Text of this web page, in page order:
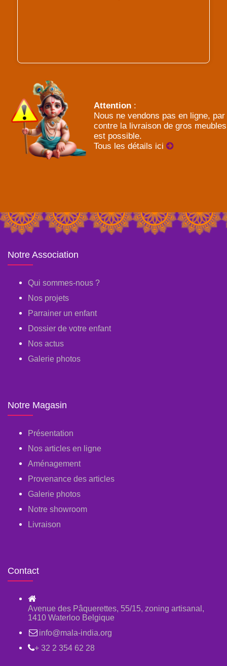
Attention :
Nous ne vendons pas en ligne, par
contre la livraison de gros meubles
est possible.
Tous les détails ici
Notre Association
Qui sommes-nous ?
Nos projets
Parrainer un enfant
Dossier de votre enfant
Nos actus
Galerie photos
Notre Magasin
Présentation
Nos articles en ligne
Aménagement
Provenance des articles
Galerie photos
Notre showroom
Livraison
Contact
Avenue des Pâquerettes, 55/15, zoning artisanal,
1410 Waterloo Belgique
info@mala-india.org
+ 32 2 354 62 28